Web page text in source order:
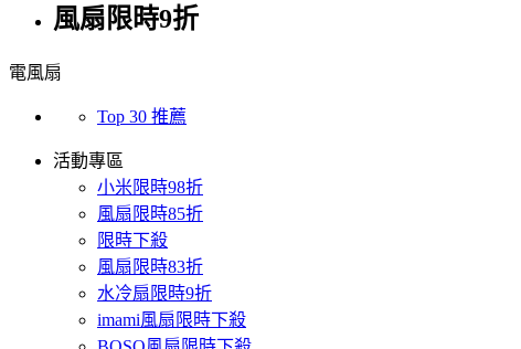
風扇限時9折
電風扇
Top 30 推薦
活動專區
小米限時98折
風扇限時85折
限時下殺
風扇限時83折
水冷扇限時9折
imami風扇限時下殺